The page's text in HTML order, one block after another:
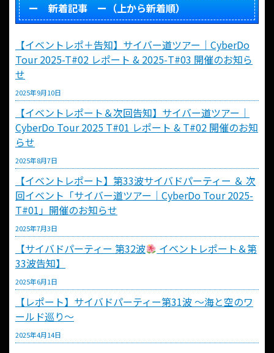
ー 新着記事 ー（上から新着順）
【イベントレポ＋告知】サイバー道ツアー｜CyberDo
Tour 2025-T#02 レポート & 2025-T#03 開催のお知ら
せ
2025年9月10日
【イベントレポート＆次回告知】サイバー道ツアー｜
CyberDo Tour 2025 T#01 レポート & T#02 開催のお知
らせ
2025年8月7日
【イベントレポート】第33波サイバドパーティー ＆ 次
回イベント「サイバー道ツアー｜CyberDo Tour 2025-
T#01」開催のお知らせ
2025年7月3日
【サイバドパーティー 第32波
イベントレポート＆第
33波告知】
2025年6月1日
【レポート】サイバドパーティー第31波 〜海と空のワ
ールド巡り〜
2025年4月14日